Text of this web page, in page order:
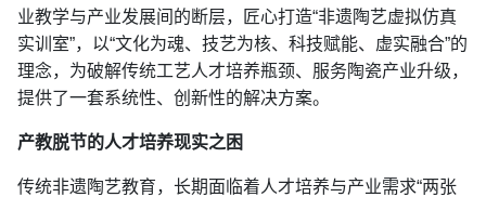
业教学与产业发展间的断层，匠心打造“非遗陶艺虚拟仿真
实训室”，以“文化为魂、技艺为核、科技赋能、虚实融合”的
理念，为破解传统工艺人才培养瓶颈、服务陶瓷产业升级，
提供了一套系统性、创新性的解决方案。
产教脱节的人才培养现实之困
传统非遗陶艺教育，长期面临着人才培养与产业需求“两张